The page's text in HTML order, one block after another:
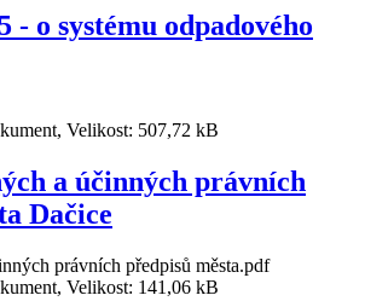
- o systému odpadového
Velikost: 507,72 kB
a účinných právních
Dačice
právních předpisů města.pdf
Velikost: 141,06 kB